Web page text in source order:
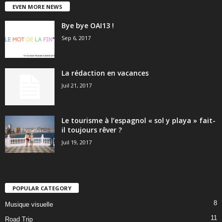
EVEN MORE NEWS
Bye bye OAI13 !
Sep 6, 2017
La rédaction en vacances
Juil 21, 2017
Le tourisme à l’espagnol « sol y playa » fait-
il toujours rêver ?
Juil 19, 2017
POPULAR CATEGORY
Musique visuelle 8
Road Trip 11